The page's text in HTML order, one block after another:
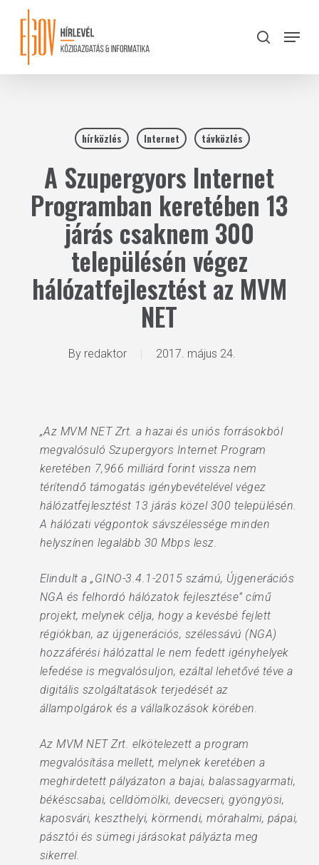
content
search
Menu
hírközlés Internet távközlés
A Szupergyors Internet
Programban keretében 13
járás csaknem 300
településén végez
hálózatfejlesztést az MVM
NET
By redaktor 2017. május 24.
„Az MVM NET Zrt. a hazai és uniós forrásokból
megvalósuló Szupergyors Internet Program
keretében 7,966 milliárd forint vissza nem
térítendő támogatás igénybevételével végez
hálózatfejlesztést 13 járás közel 300 településén.
A hálózati végpontok sávszélessége minden
helyszínen legalább 30 Mbps lesz.
Elindult a „GINO-3.4.1-2015 számú, Újgenerációs
NGA és felhordó hálózatok fejlesztése” című
projekt, melynek célja, hogy a kevésbé fejlett
régiókban, az újgenerációs, szélessávú (NGA)
hozzáférési hálózattal le nem fedett igényhelyek
lefedése is megvalósuljon, ezáltal lehetővé téve a
digitális szolgáltatások terjedését az
állampolgárok és a vállalkozások körében.
Az MVM NET Zrt. elkötelezett a program
megvalósítása mellett, melynek keretében a
meghirdetett pályázaton a bajai, balassagyarmati,
békéscsabai, celldömölki, devecseri, gyöngyösi,
kaposvári, keszthelyi, körmendi, mórahalmi, pápai,
pásztói és sümegi járásokat pályázta meg
sikerrel.
Close